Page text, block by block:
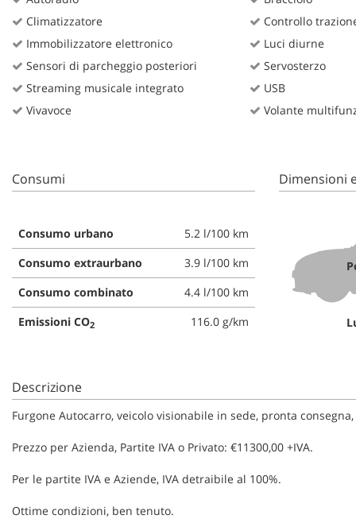
Climatizzatore
Immobilizzatore elettronico
Sensori di parcheggio posteriori
Streaming musicale integrato
Vivavoce
Controllo
Luci diurne
Servosterzo
USB
Volante
Consumi
Consumo urbano
5.2 l/100 km
Consumo extraurbano
3.9 l/100 km
Consumo combinato
4.4 l/100 km
Emissioni CO2 116.0 g/km
Dimensioni
Descrizione
Furgone Autocarro, veicolo visionabile in sede, pronta
Prezzo per Azienda, Partite IVA o Privato: €11300,00 +IVA.
Per le partite IVA e Aziende, IVA detraibile al 100%.
Ottime condizioni, ben tenuto.
Cookie necessari
Cookie di marketing